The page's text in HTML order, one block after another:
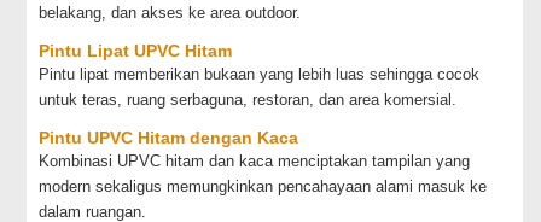
belakang, dan akses ke area outdoor.
Pintu Lipat UPVC Hitam
Pintu lipat memberikan bukaan yang lebih luas sehingga cocok
untuk teras, ruang serbaguna, restoran, dan area komersial.
Pintu UPVC Hitam dengan Kaca
Kombinasi UPVC hitam dan kaca menciptakan tampilan yang
modern sekaligus memungkinkan pencahayaan alami masuk ke
dalam ruangan.